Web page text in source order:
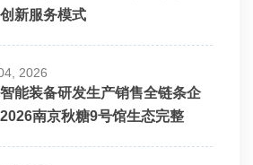
新服务模式
2026
能装备研发生产销售全链条企
南京秋糖9号馆生态完整